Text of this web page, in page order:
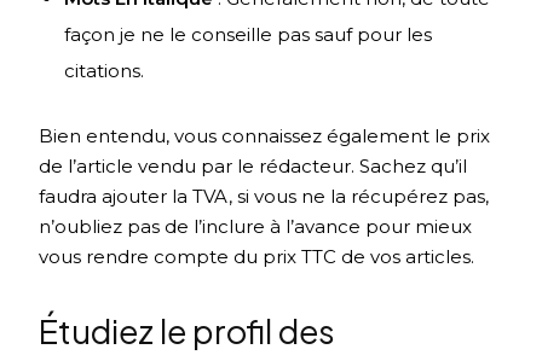
façon je ne le conseille pas sauf pour les
citations.
Bien entendu, vous connaissez également le prix
de l’article vendu par le rédacteur. Sachez qu’il
faudra ajouter la TVA, si vous ne la récupérez pas,
n’oubliez pas de l’inclure à l’avance pour mieux
vous rendre compte du prix TTC de vos articles.
Étudiez le profil des